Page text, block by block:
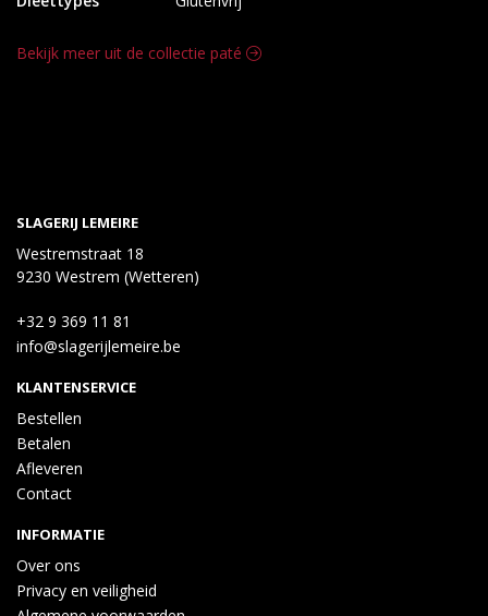
(varkensvet); Decoratie (oneetbaar); Varkensgelatine; Appel;
Specerijen.
Bekijk meer uit de collectie paté
SLAGERIJ LEMEIRE
Westremstraat 18
9230 Westrem (Wetteren)
+32 9 369 11 81
info@slagerijlemeire.be
KLANTENSERVICE
Bestellen
Betalen
Afleveren
Contact
INFORMATIE
Over ons
Privacy en veiligheid